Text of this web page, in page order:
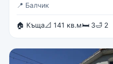
📍 Балчик
🏠 Къща📐 141 кв.м🛏 3🛁 2